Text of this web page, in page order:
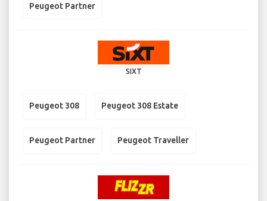
Peugeot Partner
SIXT
Peugeot 308 Peugeot 308 Estate
Peugeot Partner Peugeot Traveller